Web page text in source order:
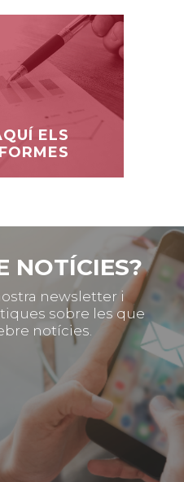
ELS
NOTÍCIES?
newsletter i
sobre les que
notícies.